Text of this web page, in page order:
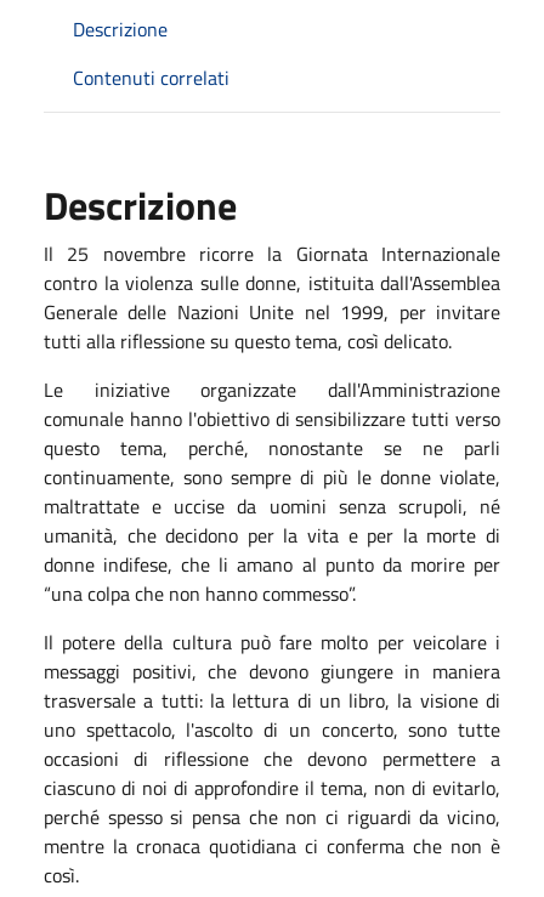
Descrizione
Contenuti correlati
Descrizione
Il 25 novembre ricorre la Giornata Internazionale
contro la violenza sulle donne, istituita dall'Assemblea
Generale delle Nazioni Unite nel 1999, per invitare
tutti alla riflessione su questo tema, così delicato.
Le iniziative organizzate dall'Amministrazione
comunale hanno l'obiettivo di sensibilizzare tutti verso
questo tema, perché, nonostante se ne parli
continuamente, sono sempre di più le donne violate,
maltrattate e uccise da uomini senza scrupoli, né
umanità, che decidono per la vita e per la morte di
donne indifese, che li amano al punto da morire per
“una colpa che non hanno commesso”.
Il potere della cultura può fare molto per veicolare i
messaggi positivi, che devono giungere in maniera
trasversale a tutti: la lettura di un libro, la visione di
uno spettacolo, l'ascolto di un concerto, sono tutte
occasioni di riflessione che devono permettere a
ciascuno di noi di approfondire il tema, non di evitarlo,
perché spesso si pensa che non ci riguardi da vicino,
mentre la cronaca quotidiana ci conferma che non è
così.